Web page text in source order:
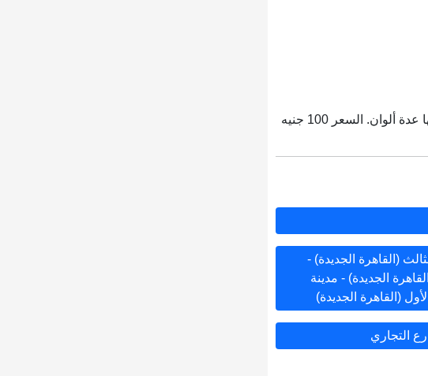
بيجامات بناتي وحريمي من أعلى خامات القطن ليكرا سنجر، يوجد منها عدة ألوان. السعر 100 جنيه
(القاهرة الجديدة) -
الجديدة) - مدينة
(القاهرة الجديدة)
التجاري